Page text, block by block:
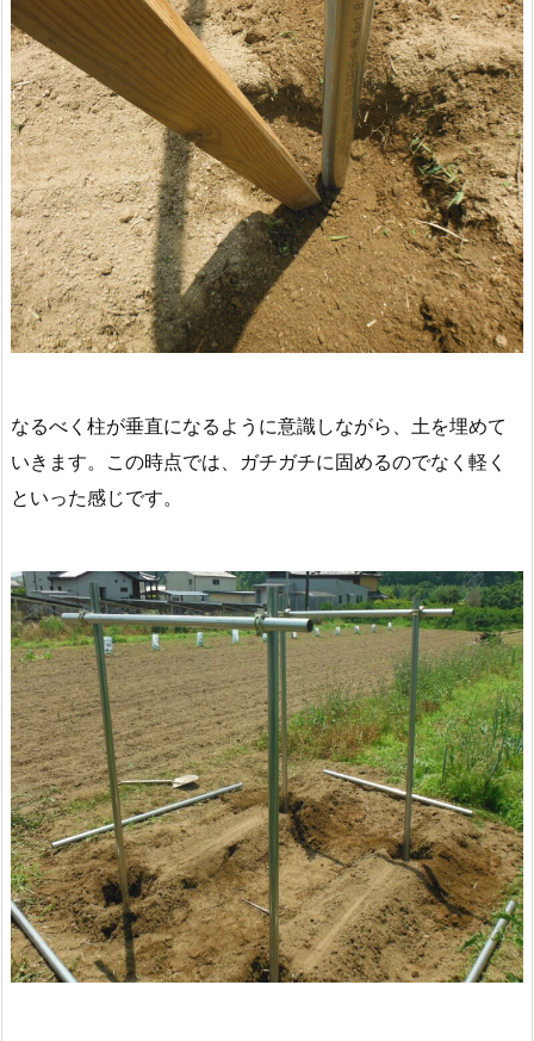
なるべく柱が垂直になるように意識しながら、土を埋めて
いきます。この時点では、ガチガチに固めるのでなく軽く
といった感じです。